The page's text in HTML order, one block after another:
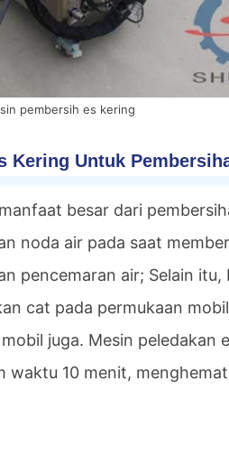
pembersih es kering
Kering Untuk
besar dari
noda air pada saat
pencemaran air; Selain itu,
cat pada permukaan
juga. Mesin peledakan
waktu 10 menit,